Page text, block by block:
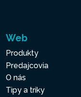
Web
Produkty
Predajcovia
O nás
Tipy a triky